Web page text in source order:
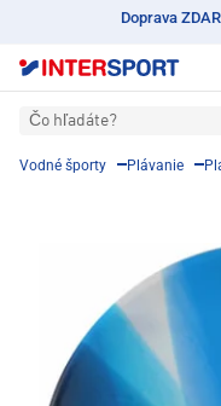
Doprava
Čo hľadáte?
Vodné športy Plávanie